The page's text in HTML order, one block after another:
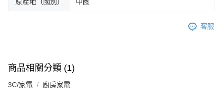
客服
商品相關分類 (1)
3C/家電 廚房家電